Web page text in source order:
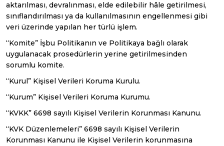
aktarılması, devralınması, elde edilebilir hâle getirilmesi,
sınıflandırılması ya da kullanılmasının engellenmesi gibi
veri üzerinde yapılan her türlü işlem.
“Komite” İşbu Politikanın ve Politikaya bağlı olarak
uygulanacak prosedürlerin yerine getirilmesinden
sorumlu komite.
“Kurul” Kişisel Verileri Koruma Kurulu.
“Kurum” Kişisel Verileri Koruma Kurumu.
“KVKK” 6698 sayılı Kişisel Verilerin Korunması Kanunu.
“KVK Düzenlemeleri” 6698 sayılı Kişisel Verilerin
Korunması Kanunu ile Kişisel Verilerin korunmasına